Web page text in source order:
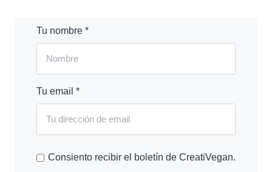
Tu nombre *
Tu email *
Consiento recibir el boletín de CreatiVegan.